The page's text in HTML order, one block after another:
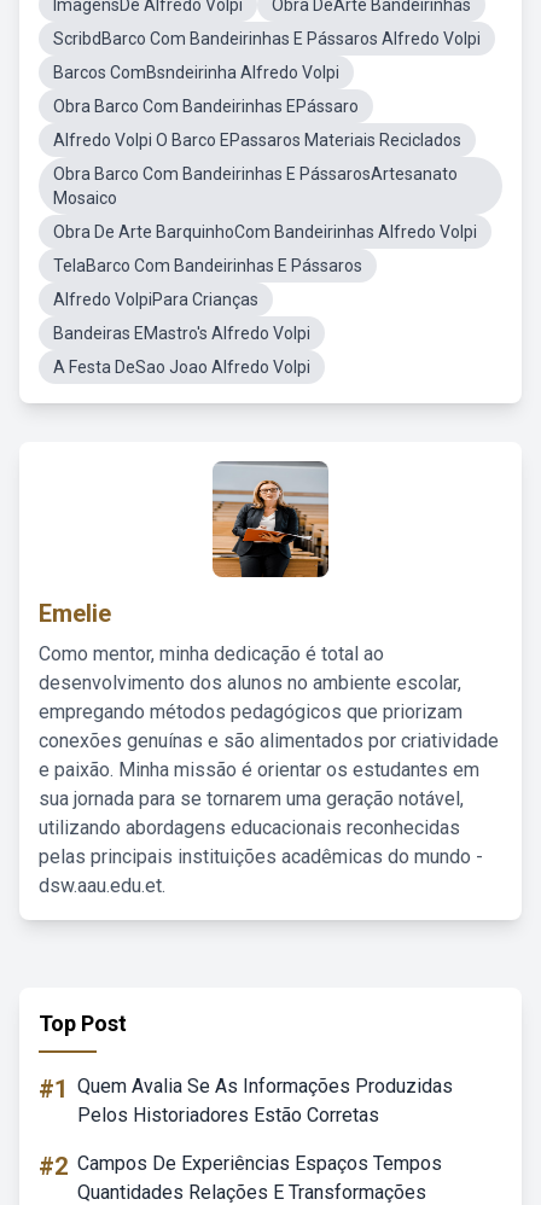
ImagensDe Alfredo Volpi
Obra DeArte Bandeirinhas
ScribdBarco Com Bandeirinhas E Pássaros Alfredo Volpi
Barcos ComBsndeirinha Alfredo Volpi
Obra Barco Com Bandeirinhas EPássaro
Alfredo Volpi O Barco EPassaros Materiais Reciclados
Obra Barco Com Bandeirinhas E PássarosArtesanato
Mosaico
Obra De Arte BarquinhoCom Bandeirinhas Alfredo Volpi
TelaBarco Com Bandeirinhas E Pássaros
Alfredo VolpiPara Crianças
Bandeiras EMastro's Alfredo Volpi
A Festa DeSao Joao Alfredo Volpi
Emelie
Como mentor, minha dedicação é total ao
desenvolvimento dos alunos no ambiente escolar,
empregando métodos pedagógicos que priorizam
conexões genuínas e são alimentados por criatividade
e paixão. Minha missão é orientar os estudantes em
sua jornada para se tornarem uma geração notável,
utilizando abordagens educacionais reconhecidas
pelas principais instituições acadêmicas do mundo -
dsw.aau.edu.et.
Top Post
#1 Quem Avalia Se As Informações Produzidas
Pelos Historiadores Estão Corretas
#2 Campos De Experiências Espaços Tempos
Quantidades Relações E Transformações